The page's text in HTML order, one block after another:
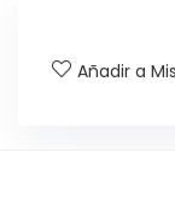
Añadir a